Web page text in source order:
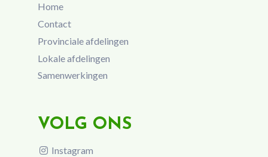
Home
Contact
Provinciale afdelingen
Lokale afdelingen
Samenwerkingen
VOLG ONS
Instagram